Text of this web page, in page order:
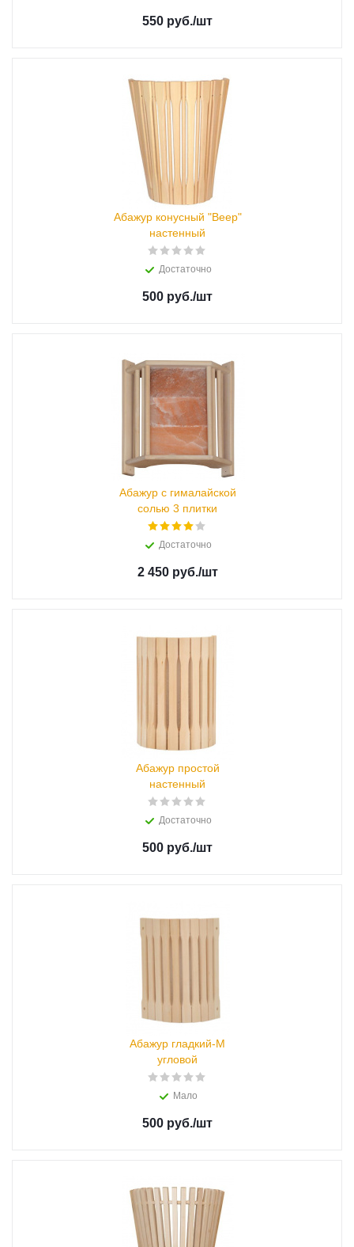
550 руб./шт
Абажур конусный "Веер"
настенный
Достаточно
500 руб./шт
Абажур с гималайской
солью 3 плитки
Достаточно
2 450 руб./шт
Абажур простой
настенный
Достаточно
500 руб./шт
Абажур гладкий-М
угловой
Мало
500 руб./шт